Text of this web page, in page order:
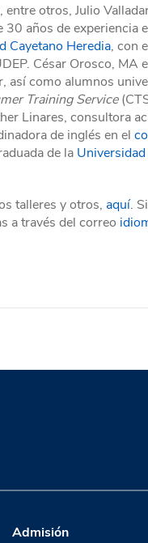
otros, Julio
años de experiencia
Cayetano Heredia, con
César Orosco, MA
así como alumnos
Training Service
Linares, consultora
de inglés en el
de la
talleres y otros, aquí.
a través del correo
Admisión